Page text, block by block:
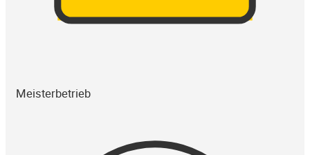
Meisterbetrieb